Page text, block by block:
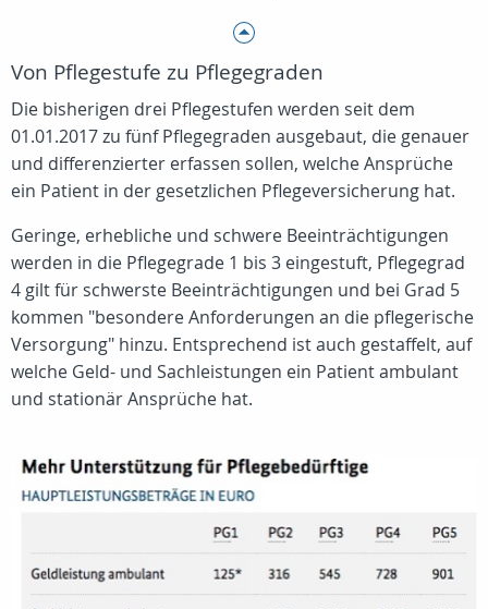
Von Pflegestufe zu Pflegegraden
Die bisherigen drei Pflegestufen werden seit dem
01.01.2017 zu fünf Pflegegraden ausgebaut, die genauer
und differenzierter erfassen sollen, welche Ansprüche
ein Patient in der gesetzlichen Pflegeversicherung hat.
Geringe, erhebliche und schwere Beeinträchtigungen
werden in die Pflegegrade 1 bis 3 eingestuft, Pflegegrad
4 gilt für schwerste Beeinträchtigungen und bei Grad 5
kommen "besondere Anforderungen an die pflegerische
Versorgung" hinzu. Entsprechend ist auch gestaffelt, auf
welche Geld- und Sachleistungen ein Patient ambulant
und stationär Ansprüche hat.